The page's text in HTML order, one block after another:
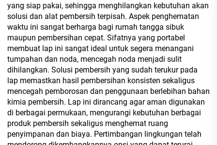
yang siap pakai, sehingga menghilangkan kebutuhan akan
solusi dan alat pembersih terpisah. Aspek penghematan
waktu ini sangat berharga bagi rumah tangga sibuk
maupun pembersihan cepat. Sifatnya yang portabel
membuat lap ini sangat ideal untuk segera menangani
tumpahan dan noda, mencegah noda menjadi sulit
dihilangkan. Solusi pembersih yang sudah terukur pada
lap memastkan hasil pembersihan konsisten sekaligus
mencegah pemborosan dan penggunaan berlebihan bahan
kimia pembersih. Lap ini dirancang agar aman digunakan
di berbagai permukaan, mengurangi kebutuhan berbagai
produk pembersih sekaligus menghemat ruang
penyimpanan dan biaya. Pertimbangan lingkungan telah